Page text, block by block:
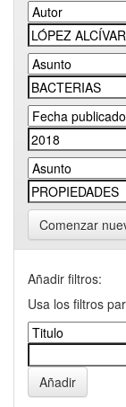
Comenzar
Añadir filtros:
Usa los filtros